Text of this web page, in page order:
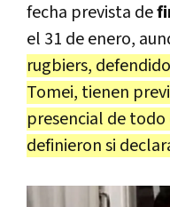
fecha prevista de
el 31 de enero,
rugbiers,
Tomei, tienen
presencial de
definieron si